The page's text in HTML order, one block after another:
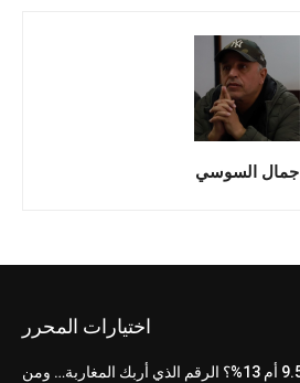
جمال السوسي
اختيارات المحرر
9.5% أم 13%؟ الرقم الذي أربك المغاربة… ومن